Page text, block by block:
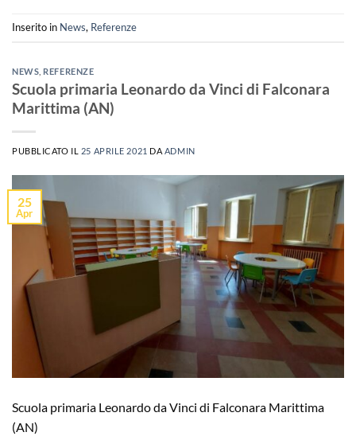
Inserito in News, Referenze
NEWS REFERENZE
Scuola primaria Leonardo da Vinci di Falconara
Marittima (AN)
PUBBLICATO IL 25 APRILE 2021 DA ADMIN
25
Apr
Scuola primaria Leonardo da Vinci di Falconara Marittima
(AN)